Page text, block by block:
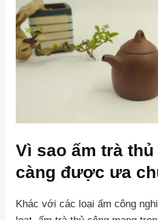
Vì sao ấm trà
càng được ưa
Khác với các loại ấm công